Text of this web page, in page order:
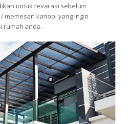
untuk revarasi sebelum
memesan kanopi yang ingin
rumah anda.